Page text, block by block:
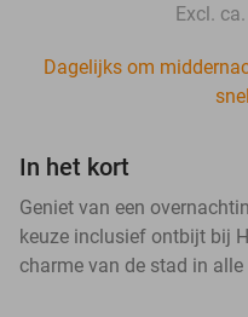
Excl.
Dagelijks om
In het kort
Geniet van een
keuze inclusief ontbijt bij
charme van de stad in alle